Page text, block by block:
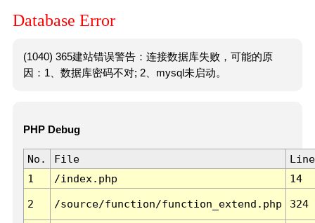
Database Error
(1040) 365建站错误警告：连接数据库失败，可能的原
因：1、数据库密码不对; 2、mysql未启动。
PHP Debug
No. File
Line
1
/index.php 14
2 /source/function/function_extend.php 324